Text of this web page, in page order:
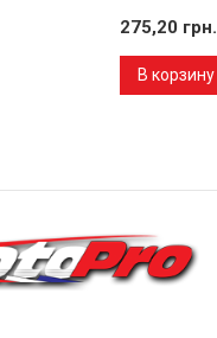
275,20 грн.
В корзину